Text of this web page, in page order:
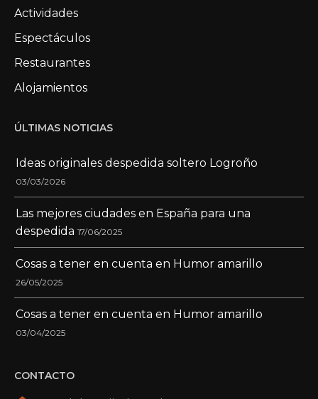
Actividades
Espectáculos
Restaurantes
Alojamientos
ÚLTIMAS NOTICIAS
Ideas originales despedida soltero Logroño
03/03/2026
Las mejores ciudades en España para una
despedida 17/06/2025
Cosas a tener en cuenta en Humor amarillo
26/05/2025
Cosas a tener en cuenta en Humor amarillo
03/04/2025
CONTACTO